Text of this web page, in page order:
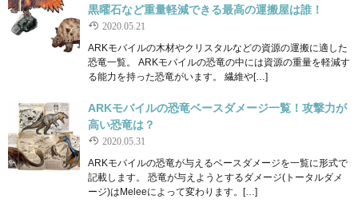
黒曜石など重量軽減できる最高の運搬屋は誰！
2020.05.21
ARKモバイルの木材やクリスタルなどの資源の運搬に適した
恐竜一覧。 ARKモバイルの恐竜の中には資源の重量を軽減す
る能力を持った恐竜がいます。 繊維や[…]
ARKモバイルの恐竜ベースダメージ一覧！攻撃力が
高い恐竜は？
2020.05.31
ARKモバイルの恐竜が与えるベースダメージを一覧に形式で
記載します。 恐竜が与えようとするダメージ(トータルダメ
ージ)はMeleeによって変わります。[…]